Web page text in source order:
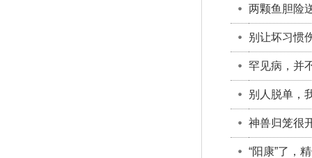
两颗鱼胆
别让坏习惯
罕见病，并
别人脱单，
神兽归笼很
“阳康”了，